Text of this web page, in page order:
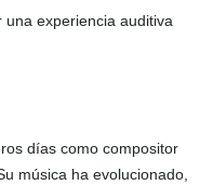
experiencia auditiva
días como compositor
música ha evolucionado,